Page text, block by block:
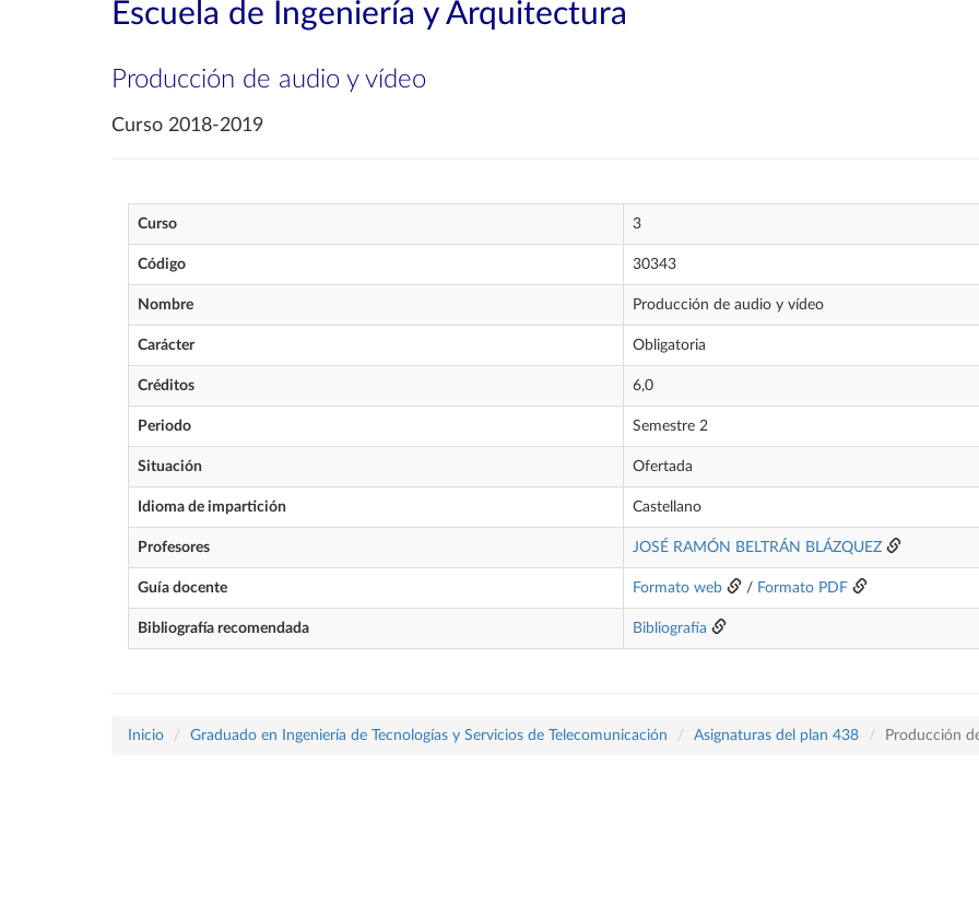
Escuela de Ingeniería y Arquitectura
Producción de audio y vídeo
Curso 2018-2019
Curso 3
Código 30343
Nombre Producción de audio y vídeo
Carácter Obligatoria
Créditos 6,0
Periodo Semestre 2
Situación Ofertada
Idioma de impartición Castellano
Profesores JOSÉ RAMÓN BELTRÁN BLÁZQUEZ
Guía docente Formato web / Formato PDF
Bibliografía recomendada Bibliografía
Inicio Graduado en Ingeniería de Tecnologías y Servicios de Telecomunicación Asignaturas del plan 438 Producción